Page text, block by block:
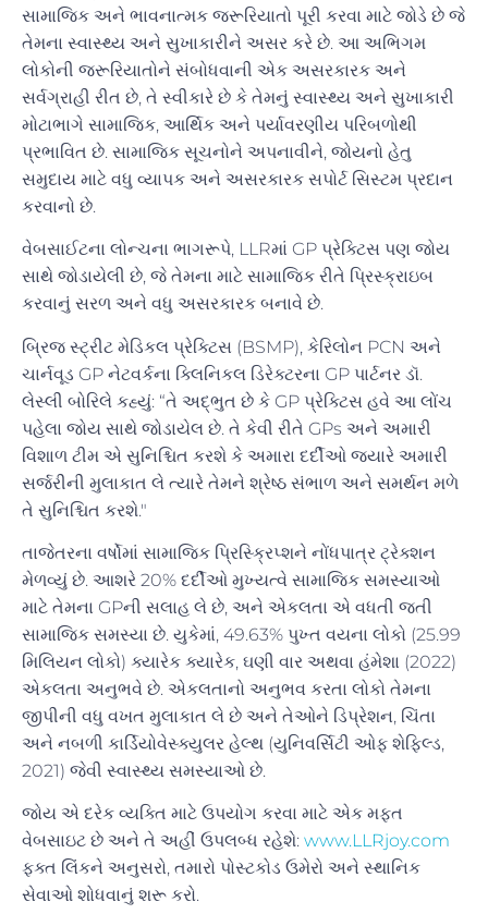
સામાજિક અને ભાવનાત્મક જરૂરિયાતો પૂરી કરવા માટે જોડે છે જે
તેમના સ્વાસ્થ્ય અને સુખાકારીને અસર કરે છે. આ અભિગમ
લોકોની જરૂરિયાતોને સંબોધવાની એક અસરકારક અને
સર્વગ્રાહી રીત છે, તે સ્વીકારે છે કે તેમનું સ્વાસ્થ્ય અને સુખાકારી
મોટાભાગે સામાજિક, આર્થિક અને પર્યાવરણીય પરિબળોથી
પ્રભાવિત છે. સામાજિક સૂચનોને અપનાવીને, જોયનો હેતુ
સમુદાય માટે વધુ વ્યાપક અને અસરકારક સપોર્ટ સિસ્ટમ પ્રદાન
કરવાનો છે.
વેબસાઈટના લોન્ચના ભાગરૂપે, LLRમાં GP પ્રેક્ટિસ પણ જોય
સાથે જોડાયેલી છે, જે તેમના માટે સામાજિક રીતે પ્રિસ્ક્રાઇબ
કરવાનું સરળ અને વધુ અસરકારક બનાવે છે.
બ્રિજ સ્ટ્રીટ મેડિકલ પ્રેક્ટિસ (BSMP), કેરિલોન PCN અને
ચાર્નવૂડ GP નેટવર્કના ક્લિનિકલ ડિરેક્ટરના GP પાર્ટનર ડૉ.
લેસ્લી બોરિલે કહ્યું: “તે અદ્ભુત છે કે GP પ્રેક્ટિસ હવે આ લોંચ
પહેલા જોય સાથે જોડાયેલ છે. તે કેવી રીતે GPs અને અમારી
વિશાળ ટીમ એ સુનિશ્ચિત કરશે કે અમારા દર્દીઓ જ્યારે અમારી
સર્જરીની મુલાકાત લે ત્યારે તેમને શ્રેષ્ઠ સંભાળ અને સમર્થન મળે
તે સુનિશ્ચિત કરશે."
તાજેતરના વર્ષોમાં સામાજિક પ્રિસ્ક્રિપ્શને નોંધપાત્ર ટ્રેક્શન
મેળવ્યું છે. આશરે 20% દર્દીઓ મુખ્યત્વે સામાજિક સમસ્યાઓ
માટે તેમના GPની સલાહ લે છે, અને એકલતા એ વધતી જતી
સામાજિક સમસ્યા છે. યુકેમાં, 49.63% પુખ્ત વયના લોકો (25.99
મિલિયન લોકો) ક્યારેક ક્યારેક, ઘણી વાર અથવા હંમેશા (2022)
એકલતા અનુભવે છે. એકલતાનો અનુભવ કરતા લોકો તેમના
જીપીની વધુ વખત મુલાકાત લે છે અને તેઓને ડિપ્રેશન, ચિંતા
અને નબળી કાર્ડિયોવેસ્ક્યુલર હેલ્થ (યુનિવર્સિટી ઓફ શેફિલ્ડ,
2021) જેવી સ્વાસ્થ્ય સમસ્યાઓ છે.
જોય એ દરેક વ્યક્તિ માટે ઉપયોગ કરવા માટે એક મફત
વેબસાઇટ છે અને તે અહીં ઉપલબ્ધ રહેશે: www.LLRjoy.com
ફક્ત લિંકને અનુસરો, તમારો પોસ્ટકોડ ઉમેરો અને સ્થાનિક
સેવાઓ શોધવાનું શરૂ કરો.